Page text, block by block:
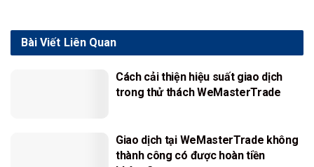
Liên Quan
Bài Viết
Cách cải thiện hiệu suất giao dịch
trong thử thách WeMasterTrade
Giao dịch tại WeMasterTrade không
thành công có được hoàn tiền